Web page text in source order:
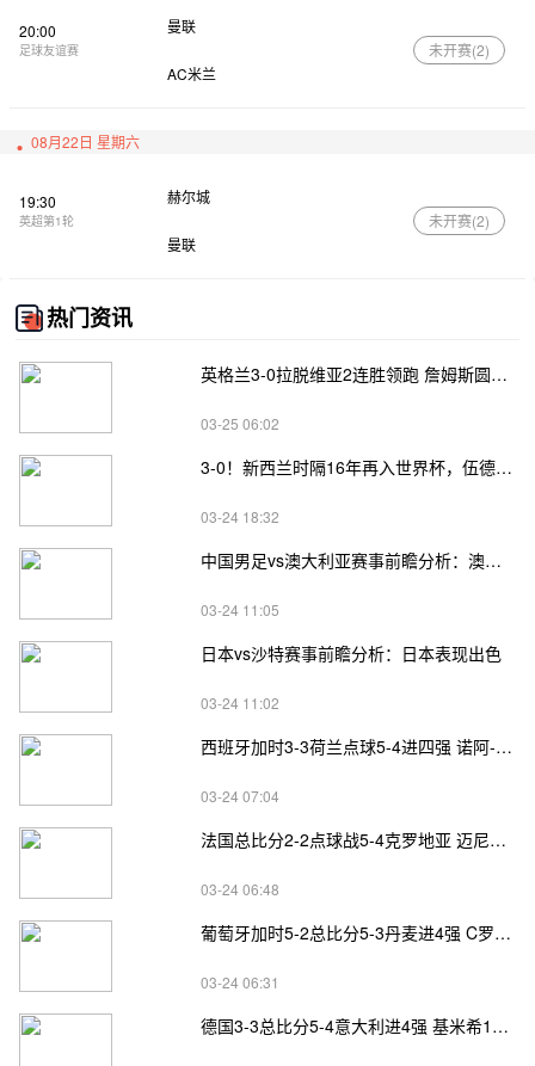
20:00
足球友谊赛
曼联
AC米兰
未开赛(2)
08月22日 星期六
19:30
英超第1轮
赫尔城
曼联
未开赛(2)
热门资讯
英格兰3-0拉脱维亚2连胜领跑 詹姆斯圆月弯刀凯恩埃泽建功
03-25 06:02
3-0！新西兰时隔16年再入世界杯，伍德将二度征战
03-24 18:32
中国男足vs澳大利亚赛事前瞻分析：澳大利亚进攻不俗
03-24 11:05
日本vs沙特赛事前瞻分析：日本表现出色
03-24 11:02
西班牙加时3-3荷兰点球5-4进四强 诺阿-朗&马伦失点
03-24 07:04
法国总比分2-2点球战5-4克罗地亚 迈尼昂两扑点
03-24 06:48
葡萄牙加时5-2总比分5-3丹麦进4强 C罗失点+补射破门
03-24 06:31
德国3-3总比分5-4意大利进4强 基米希1射2传小基恩双响